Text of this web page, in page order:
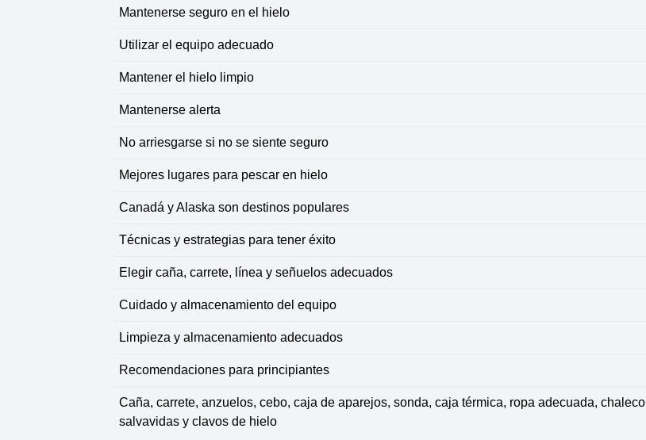
Mantenerse seguro en el hielo
Utilizar el equipo adecuado
Mantener el hielo limpio
Mantenerse alerta
No arriesgarse si no se siente seguro
Mejores lugares para pescar en hielo
Canadá y Alaska son destinos populares
Técnicas y estrategias para tener éxito
Elegir caña, carrete, línea y señuelos adecuados
Cuidado y almacenamiento del equipo
Limpieza y almacenamiento adecuados
Recomendaciones para principiantes
Caña, carrete, anzuelos, cebo, caja de aparejos, sonda, caja térmica, ropa adecuada, chaleco
salvavidas y clavos de hielo